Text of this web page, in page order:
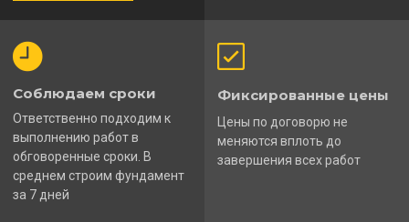
Соблюдаем сроки
Ответственно подходим к
выполнению работ в
обговоренные сроки. В
среднем строим фундамент
за 7 дней
Фиксированные цены
Цены по договорю не
меняются вплоть до
завершения всех работ